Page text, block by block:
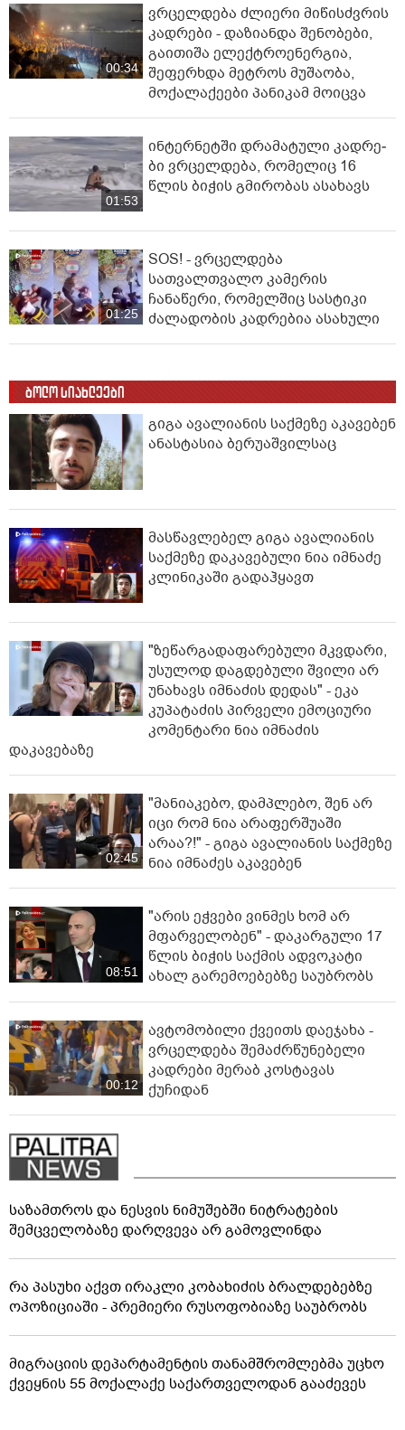
00:34
ვრცელდება ძლიერი მიწისძვრის
კადრები - დაზიანდა შენობები,
გაითიშა ელექტროენერგია,
შეფერხდა მეტროს მუშაობა,
მოქალაქეები პანიკამ მოიცვა
01:53
ინ­ტერ­ნეტ­ში დრა­მა­ტუ­ლი კად­რე­
ბი ვრცელდება, რომელიც 16
წლის ბიჭის გმირობას ასახავს
01:25
SOS! - ვრცელდება
სათვალთვალო კამერის
ჩანაწერი, რომელშიც სასტიკი
ძალადობის კადრებია ასახული
ბოლო სიახლეები
გიგა ავალიანის საქმეზე აკავებენ
ანასტასია ბერუაშვილსაც
მასწავლებელ გიგა ავალიანის
საქმეზე დაკავებული ნია იმნაძე
კლინიკაში გადაჰყავთ
"ზეწარგადაფარებული მკვდარი,
უსულოდ დაგდებული შვილი არ
უნახავს იმნაძის დედას" - ეკა
კუპატაძის პირველი ემოციური
კომენტარი ნია იმნაძის
დაკავებაზე
02:45
"მანიაკებო, დამპლებო, შენ არ
იცი რომ ნია არაფერშუაში
არაა?!" - გიგა ავალიანის საქმეზე
ნია იმნაძეს აკავებენ
08:51
"არის ეჭვები ვინმეს ხომ არ
მფარველობენ" - დაკარგული 17
წლის ბიჭის საქმის ადვოკატი
ახალ გარემოებებზე საუბრობს
00:12
ავტომობილი ქვეითს დაეჯახა -
ვრცელდება შემაძრწუნებელი
კადრები მერაბ კოსტავას
ქუჩიდან
საზამთროს და ნესვის ნიმუშებში ნიტრატების
შემცველობაზე დარღვევა არ გამოვლინდა
რა პასუხი აქვთ ირაკლი კობახიძის ბრალდებებზე
ოპოზიციაში - პრემიერი რუსოფობიაზე საუბრობს
მიგრაციის დეპარტამენტის თანამშრომლებმა უცხო
ქვეყნის 55 მოქალაქე საქართველოდან გააძევეს